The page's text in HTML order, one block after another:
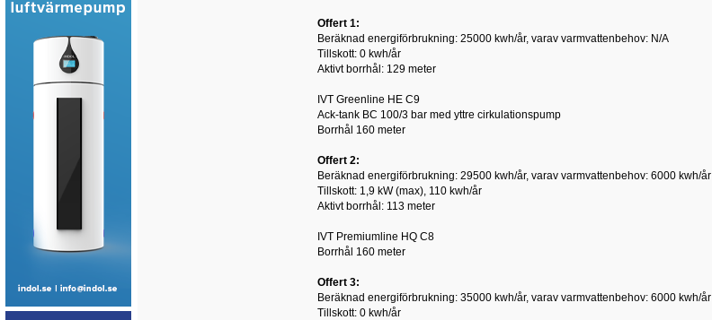
Offert 1:
Beräknad energiförbrukning: 25000 kwh/år, varav varmvattenbehov: N/A
Tillskott: 0 kwh/år
Aktivt borrhål: 129 meter
IVT Greenline HE C9
Ack-tank BC 100/3 bar med yttre cirkulationspump
Borrhål 160 meter
Offert 2:
Beräknad energiförbrukning: 29500 kwh/år, varav varmvattenbehov: 6000 kwh/år
Tillskott: 1,9 kW (max), 110 kwh/år
Aktivt borrhål: 113 meter
IVT Premiumline HQ C8
Borrhål 160 meter
Offert 3:
Beräknad energiförbrukning: 35000 kwh/år, varav varmvattenbehov: 6000 kwh/år
Tillskott: 0 kwh/år